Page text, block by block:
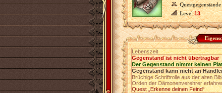
Questgegenstände
Level13
Lebenszeit
Gegenstand ist nicht übertragbar
Der Gegenstand nimmt keinen
Gegenstand kann nicht an
Brüchige Schriftrolle aus der alten
Orden der Dämonenverehrer
Quest „Erkenne deinen Feind“